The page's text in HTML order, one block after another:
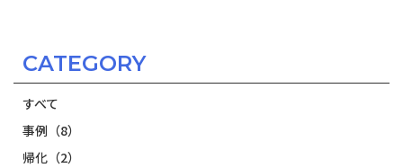
CATEGORY
すべて
事例（8）
帰化（2）